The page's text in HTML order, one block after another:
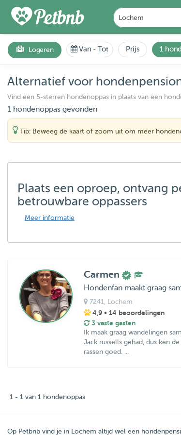
Logeren Van -Tot Prijs 1 hond
Alternatief voor
Vind een 5-sterren hondenoppas in plaats van een
1 hondenoppas gevonden
Tip: Beweeg de kaart of zoom uit om meer
Plaats een oproep, ontvang
betrouwbare oppassers
Meer informatie
Carmen
Hondenfan maakt graag
7241 , Lochem
4,9 • 14 beoordelingen
3 vaste gasten
Ik maak graag wandelingen
Jack russells gehad, dus ken
rassen goed. ...
1 - 1 van 1 hondenoppas
Op Petbnb vind je in Lochem altijd wel een